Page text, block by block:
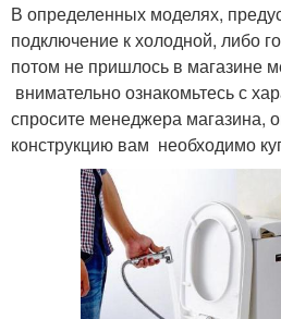
В определенных моделях,
подключение к холодной, либо
потом не пришлось в магазине
внимательно ознакомьтесь с
спросите менеджера магазина,
конструкцию вам необходимо